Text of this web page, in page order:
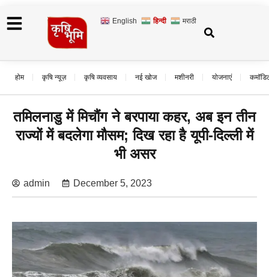
English हिन्दी मराठी
होम कृषि न्यूज़ कृषि व्यवसाय नई खोज मशीनरी योजनाएं
तमिलनाडु में मिचौंग ने बरपाया कहर, अब इन तीन
राज्यों में बदलेगा मौसम; दिख रहा है यूपी-दिल्ली में
भी असर
admin December 5, 2023